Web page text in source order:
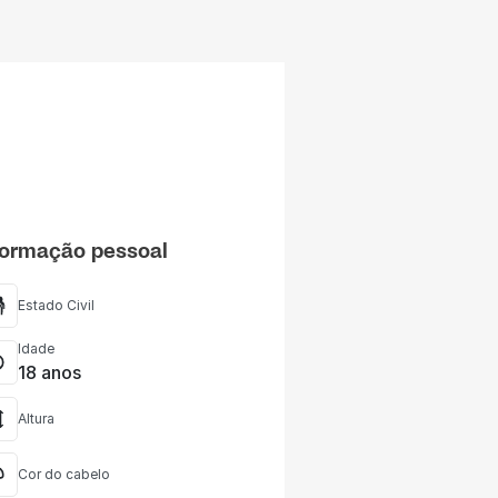
pessoal
Estado Civil
Idade
18 anos
Altura
Cor do cabelo